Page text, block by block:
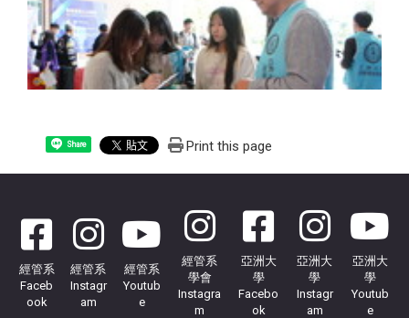
Share Print this page
經管系
Faceb
ook
經管系
Instagr
am
經管系
Youtub
e
經管系
學會
Instagra
m
亞洲大
學
Facebo
ok
亞洲大
學
Instagr
am
亞洲大
學
Youtub
e